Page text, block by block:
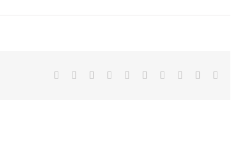
Facebook
TwitterReddit LinkedInWhatsApp
TumblrPinterest Xing